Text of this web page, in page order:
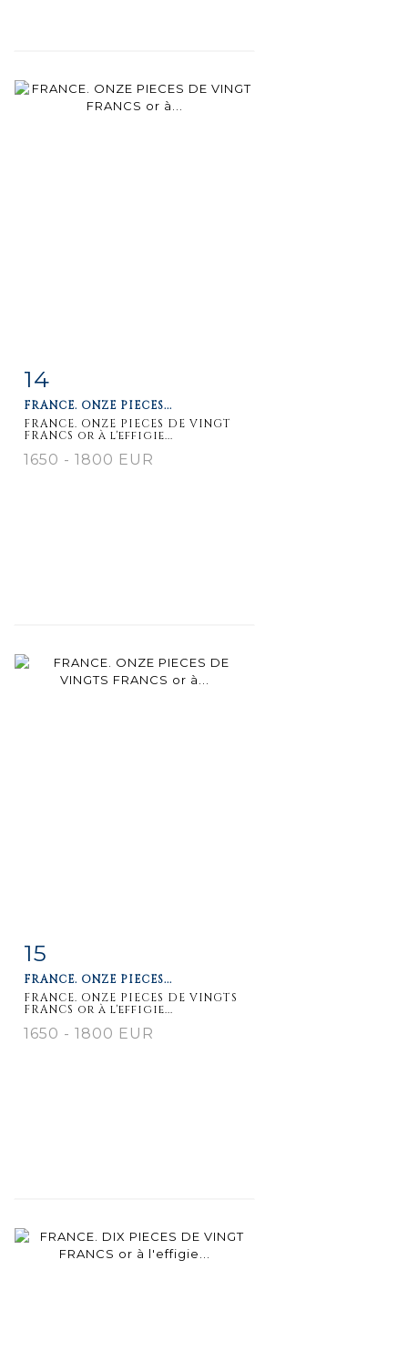
Item detail
14
FRANCE. ONZE PIECES...
FRANCE. ONZE PIECES DE VINGT
FRANCS or à l'effigie...
1650 - 1800 EUR
Item detail
15
FRANCE. ONZE PIECES...
FRANCE. ONZE PIECES DE VINGTS
FRANCS or à l'effigie...
1650 - 1800 EUR